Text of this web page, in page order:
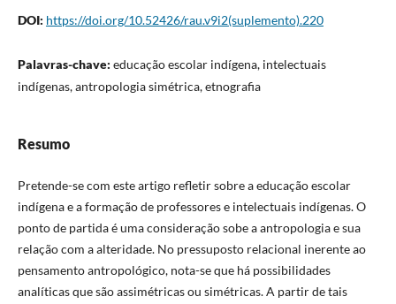
DOI: https://doi.org/10.52426/rau.v9i2(suplemento).220
Palavras-chave: educação escolar indígena, intelectuais
indígenas, antropologia simétrica, etnografia
Resumo
Pretende-se com este artigo refletir sobre a educação escolar
indígena e a formação de professores e intelectuais indígenas. O
ponto de partida é uma consideração sobe a antropologia e sua
relação com a alteridade. No pressuposto relacional inerente ao
pensamento antropológico, nota-se que há possibilidades
analíticas que são assimétricas ou simétricas. A partir de tais